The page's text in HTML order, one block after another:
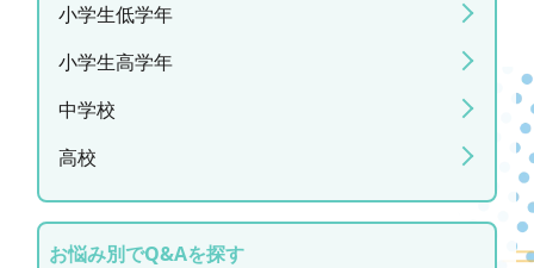
小学生低学年
小学生高学年
中学校
高校
お悩み別でQ&Aを探す